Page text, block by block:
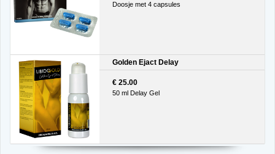
Doosje met 4 capsules
Golden Ejact Delay
€ 25.00
50 ml Delay Gel